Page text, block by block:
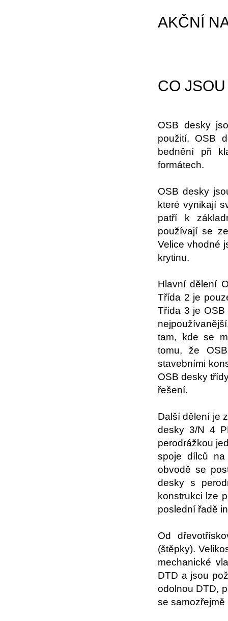
AKČNÍ
CO
OSB desky
použití. OSB
bednění při
formátech.
OSB desky
které vynikají
patří k
používají se
Velice vhodné
krytinu.
Hlavní dělení
Třída 2 je
Třída 3 je
tam, kde se
tomu, že
stavebními
OSB desky
řešení.
Další dělení je
desky 3/N 4
perodrážkou
spoje dílců
obvodě se
desky s
konstrukci lze
poslední řadě
Od
(štěpky).
mechanické
DTD a jsou
odolnou DTD,
se samozřejmě